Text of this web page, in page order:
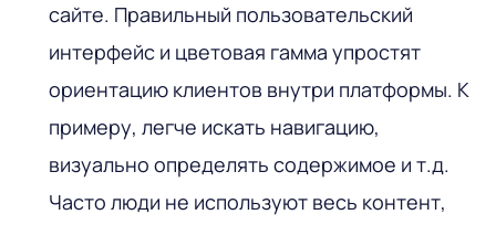
сайте. Правильный пользовательский
интерфейс и цветовая гамма упростят
ориентацию клиентов внутри платформы. К
примеру, легче искать навигацию,
визуально определять содержимое и т.д.
Часто люди не используют весь контент,